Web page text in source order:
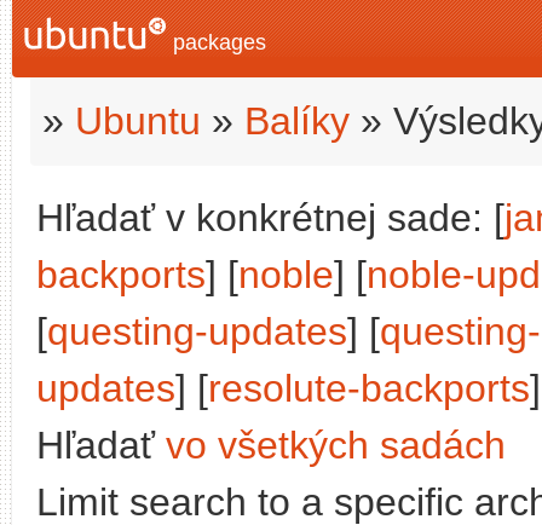
packages
» Ubuntu » Balíky »
Hľadať v konkrétnej sade: [
backports] [noble] [noble-
[questing-updates] [
updates] [resolute-backports
Hľadať vo všetkých sadách
Limit search to a specific